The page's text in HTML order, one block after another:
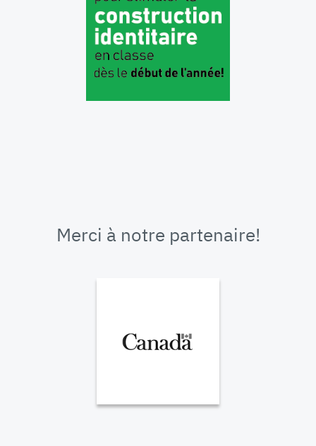
Merci à notre partenaire!